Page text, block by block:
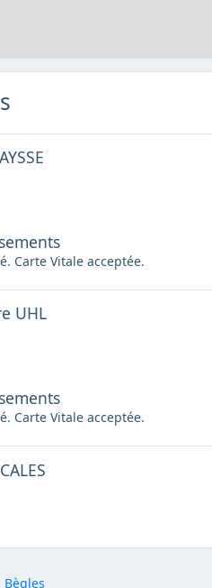
Carte Vitale acceptée.
UHL
Carte Vitale acceptée.
Bègles